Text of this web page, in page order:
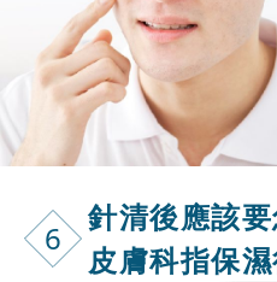
6
針清後應該
皮膚科指保濕